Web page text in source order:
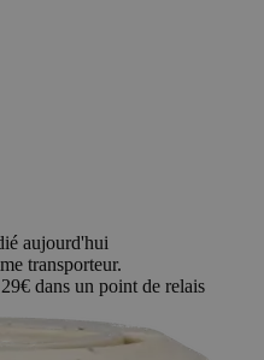
aujourd'hui
transporteur.
dans un point de relais